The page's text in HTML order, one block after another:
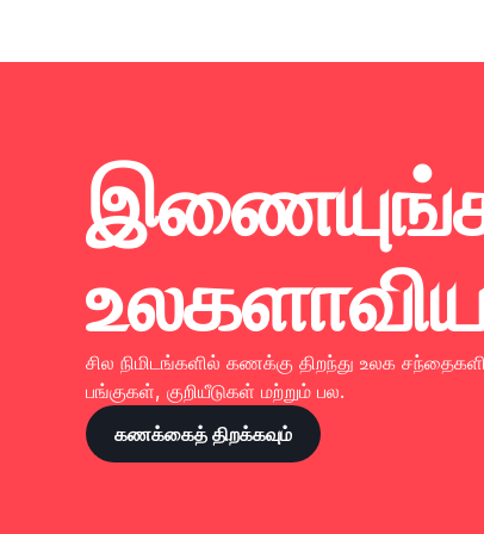
சில நிமிடங்களில் கணக்கு திறந்து உலக
பங்குகள், குறியீடுகள் மற்றும் பல.
கணக்கைத் திறக்கவும்